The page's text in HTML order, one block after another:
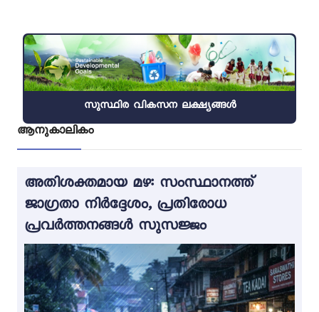
സുസ്ഥിര വികസന ലക്ഷ്യങ്ങൾ
ആനുകാലികം
അതിശക്തമായ മഴ: സംസ്ഥാനത്ത്
ജാഗ്രതാ നിർദ്ദേശം, പ്രതിരോധ
പ്രവർത്തനങ്ങൾ സുസജ്ജം